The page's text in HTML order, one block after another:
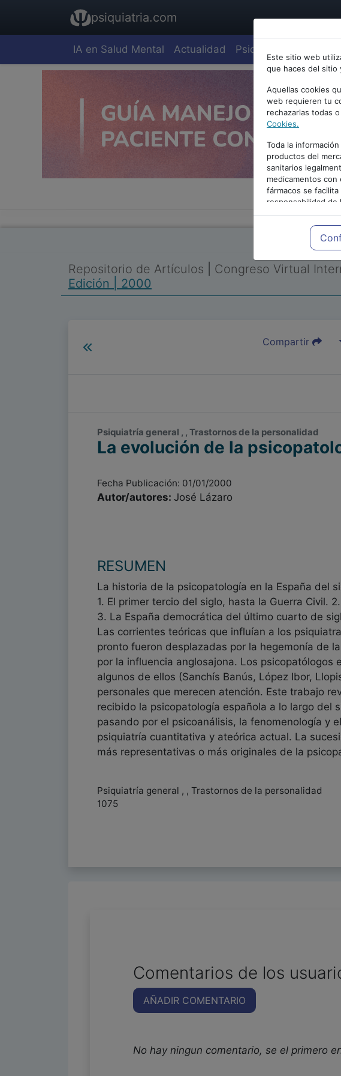
psiquiatria.com
IA en Salud Mental Actualidad Psiquiatría
Este sitio web
que haces del sitio
Aquellas cookies
web requieren tu
rechazarlas todas
Cookies.
Toda la
productos del
sanitarios
medicamentos
fármacos se
responsabilidad
medicamentos y
adecuado a las
Repositorio de Artículos Congreso Virtual
Edición | 2000
Compartir
Psiquiatría general , , Trastornos de la personalidad
La evolución de la
Fecha Publicación: 01/01/2000
Autor/autores: José Lázaro
RESUMEN
La historia de la psicopatología en la España del
1. El primer tercio del siglo, hasta la Guerra Civil.
3. La España democrática del último cuarto de
Las corrientes teóricas que influían a los
pronto fueron desplazadas por la hegemonía de
por la influencia anglosajona. Los
algunos de ellos (Sanchís Banús, López Ibor,
personales que merecen atención. Este trabajo
recibido la psicopatología española a lo largo del
pasando por el psicoanálisis, la fenomenología y
psiquiatría cuantitativa y ateórica actual. La
más representativas o más originales de la
Psiquiatría general , , Trastornos de la personalidad
1075
Comentarios de los
AÑADIR COMENTARIO
No hay ningun comentario, se el primero